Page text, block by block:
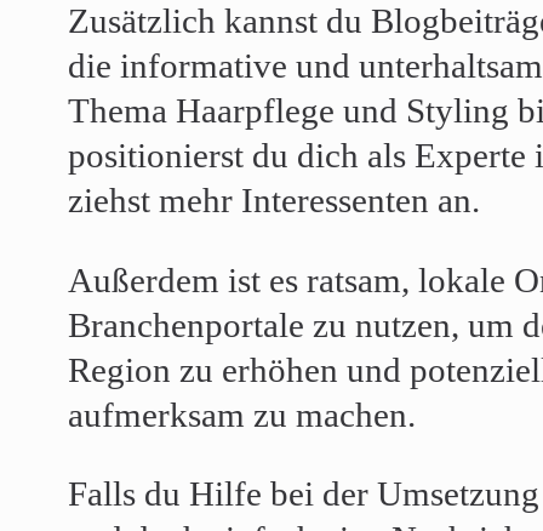
Zusätzlich kannst du
die informative und
Thema Haarpflege und Styling
positionierst du dich als Experte
ziehst mehr Interessenten an.
Außerdem ist es ratsam, lokale
Branchenportale zu nutzen, um
Region zu erhöhen und
aufmerksam zu machen.
Falls du Hilfe bei der